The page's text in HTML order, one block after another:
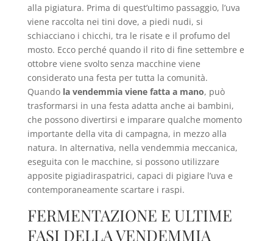
alla pigiatura. Prima di quest’ultimo passaggio, l’uva
viene raccolta nei tini dove, a piedi nudi, si
schiacciano i chicchi, tra le risate e il profumo del
mosto. Ecco perché quando il rito di fine settembre e
ottobre viene svolto senza macchine viene
considerato una festa per tutta la comunità.
Quando la vendemmia viene fatta a mano, può
trasformarsi in una festa adatta anche ai bambini,
che possono divertirsi e imparare qualche momento
importante della vita di campagna, in mezzo alla
natura. In alternativa, nella vendemmia meccanica,
eseguita con le macchine, si possono utilizzare
apposite pigiadiraspatrici, capaci di pigiare l’uva e
contemporaneamente scartare i raspi.
FERMENTAZIONE E ULTIME
FASI DELLA VENDEMMIA